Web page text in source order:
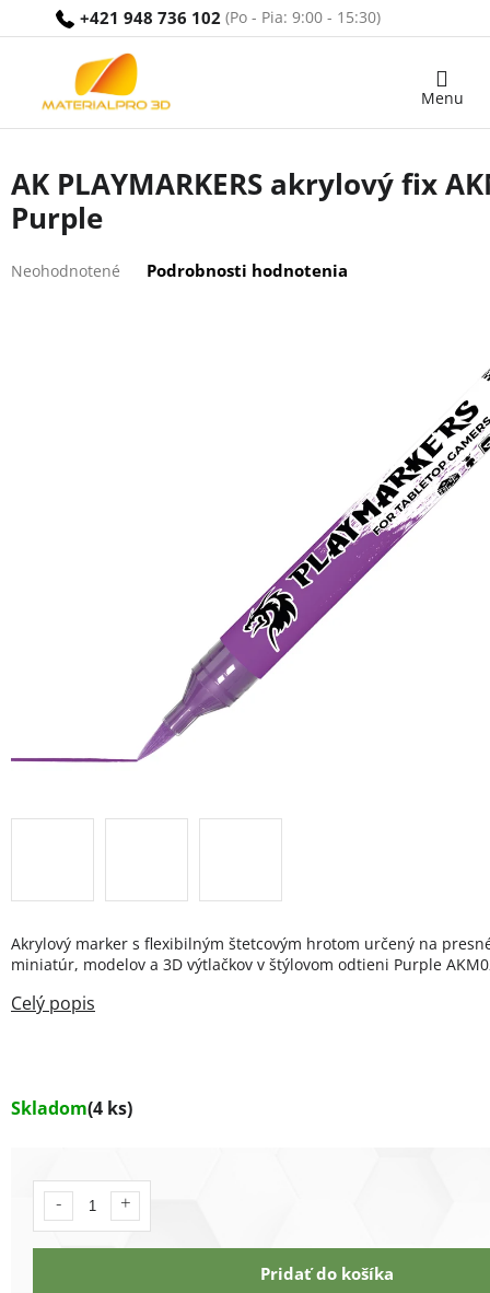
+421 948 736 102
Nákupný
AK PLAYMARKERS akrylový fix
Purple
hodnotenie
Neohodnotené Podrobnosti hodnotenia
Skladom(4 ks)
Pridať do košíka
Akrylový marker s flexibilným štetcovým hrotom určený na
miniatúr, modelov a 3D výtlačkov v štýlovom odtieni Purple